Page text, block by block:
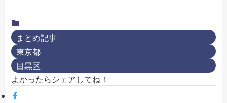
まとめ記事
東京都
目黒区
よかったらシェアしてね！